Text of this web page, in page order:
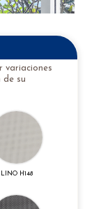
variaciones
su
LINO H148